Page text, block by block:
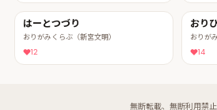
はーとつづり
おりがみくらぶ（新宮文明）
12
おり
おりが
14
無断転載、無断利用禁止